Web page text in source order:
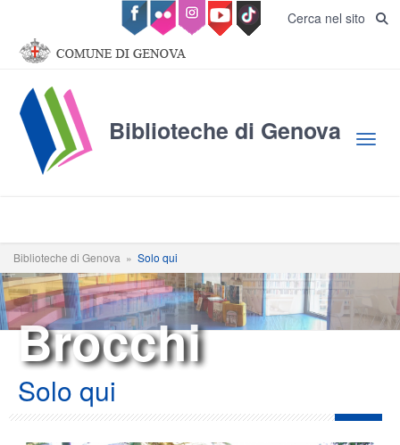
Salta al contenuto principale Cerca nel sito
Biblioteche di Genova
Biblioteche di Genova » Solo qui
Brocchi
Solo qui